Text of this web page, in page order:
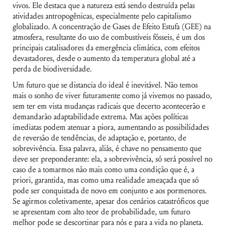
vivos. Ele destaca que a natureza está sendo destruída pelas
atividades antropogênicas, especialmente pelo capitalismo
globalizado. A concentração de Gases de Efeito Estufa (GEE) na
atmosfera, resultante do uso de combustíveis fósseis, é um dos
principais catalisadores da emergência climática, com efeitos
devastadores, desde o aumento da temperatura global até a
perda de biodiversidade.
Um futuro que se distancia do ideal é inevitável. Não temos
mais o sonho de viver futuramente como já vivemos no passado,
sem ter em vista mudanças radicais que decerto acontecerão e
demandarão adaptabilidade extrema. Mas ações políticas
imediatas podem atenuar a piora, aumentando as possibilidades
de reversão de tendências, de adaptação e, portanto, de
sobrevivência. Essa palavra, aliás, é chave no pensamento que
deve ser preponderante: ela, a sobrevivência, só será possível no
caso de a tomarmos não mais como uma condição que é, a
priori, garantida, mas como uma realidade ameaçada que só
pode ser conquistada de novo em conjunto e aos pormenores.
Se agirmos coletivamente, apesar dos cenários catastróficos que
se apresentam com alto teor de probabilidade, um futuro
melhor pode se descortinar para nós e para a vida no planeta.